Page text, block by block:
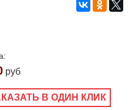
руб
В ОДИН КЛИК